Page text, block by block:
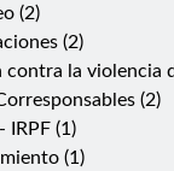
(2)
(2)
contra la violencia
(2)
IRPF (1)
(1)